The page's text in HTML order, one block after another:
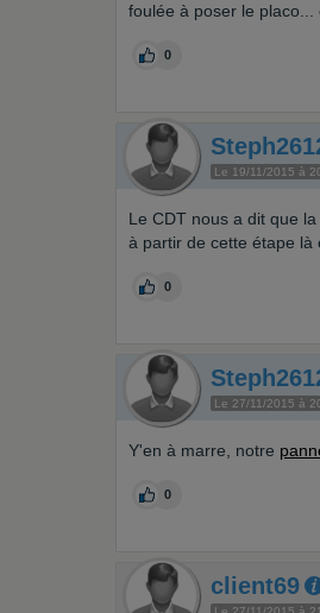
foulée à poser le placo...
0
Le 19/11/2015 à
Le CDT nous a dit que
à partir de cette étape là
0
Le 27/11/2015 à
Y'en à marre, notre
0
client69